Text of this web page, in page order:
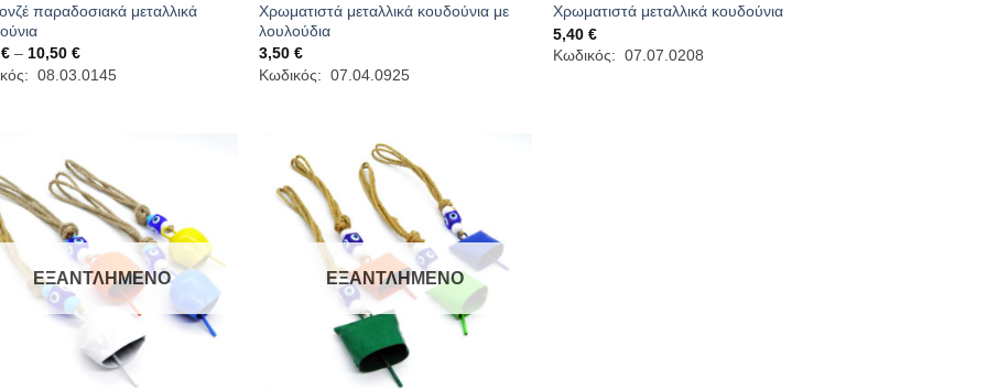
παραδοσιακά μεταλλικά
€ – 10,50 €Price
range:
1,30 €
08.03.0145
Χρωματιστά μεταλλικά κουδούνια με
λουλούδια
3,50€
Κωδικός: 07.04.0925
Χρωματιστά μεταλλικά κουδούνια
5,40€
Κωδικός: 07.07.0208
ΕΞΑΝΤΛΗΜΈΝΟ ΕΞΑΝΤΛΗΜΈΝΟ